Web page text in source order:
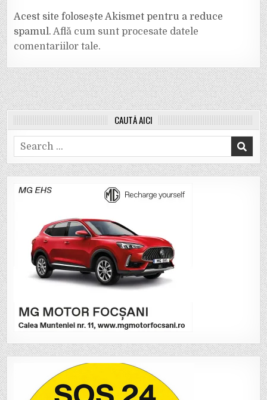
Acest site folosește Akismet pentru a reduce
spamul.Află cum sunt procesate datele
comentariilor tale.
CAUTĂ AICI
Search
for: